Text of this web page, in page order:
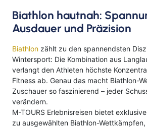
Biathlon hautnah:
Ausdauer und Präzision
Biathlon zählt zu den spannendsten
Wintersport: Die Kombination aus
verlangt den Athleten höchste
Fitness ab. Genau das macht Biathlon-
Zuschauer so faszinierend – jeder
verändern.
M-TOURS Erlebnisreisen bietet
zu ausgewählten Biathlon-